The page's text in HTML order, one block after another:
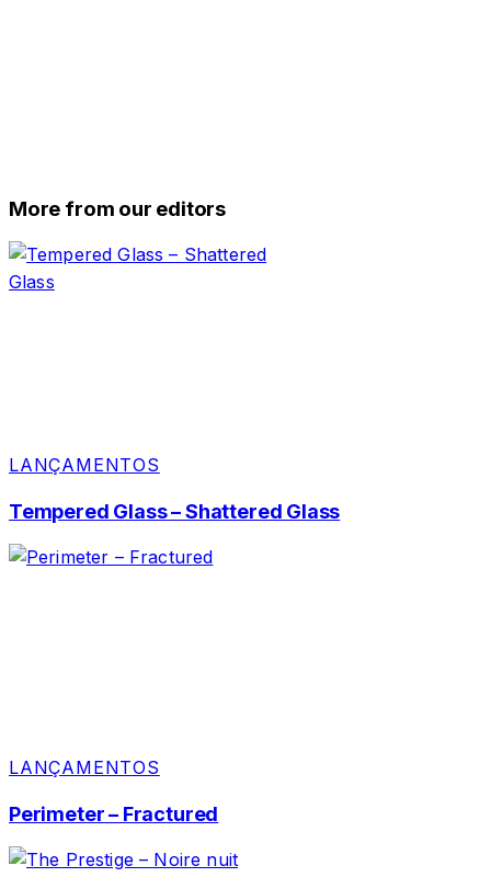
More from our editors
LANÇAMENTOS
Tempered Glass – Shattered Glass
LANÇAMENTOS
Perimeter – Fractured